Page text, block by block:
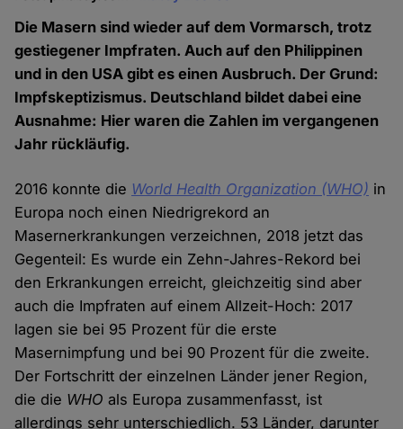
Die Masern sind wieder auf dem Vormarsch, trotz
gestiegener Impfraten. Auch auf den Philippinen
und in den USA gibt es einen Ausbruch. Der Grund:
Impfskeptizismus. Deutschland bildet dabei eine
Ausnahme: Hier waren die Zahlen im vergangenen
Jahr rückläufig.
2016 konnte die World Health Organization (WHO) in
Europa noch einen Niedrigrekord an
Masernerkrankungen verzeichnen, 2018 jetzt das
Gegenteil: Es wurde ein Zehn-Jahres-Rekord bei
den Erkrankungen erreicht, gleichzeitig sind aber
auch die Impfraten auf einem Allzeit-Hoch: 2017
lagen sie bei 95 Prozent für die erste
Masernimpfung und bei 90 Prozent für die zweite.
Der Fortschritt der einzelnen Länder jener Region,
die die WHO als Europa zusammenfasst, ist
allerdings sehr unterschiedlich. 53 Länder, darunter